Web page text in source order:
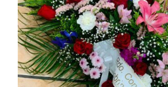
AÑADIR AL CARRITO
DETALLES